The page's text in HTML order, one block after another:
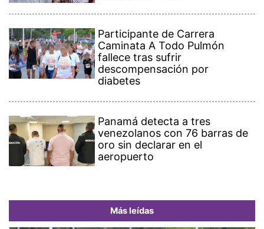
Participante de Carrera
Caminata A Todo Pulmón
fallece tras sufrir
descompensación por
diabetes
Panamá detecta a tres
venezolanos con 76 barras de
oro sin declarar en el
aeropuerto
Más leídas